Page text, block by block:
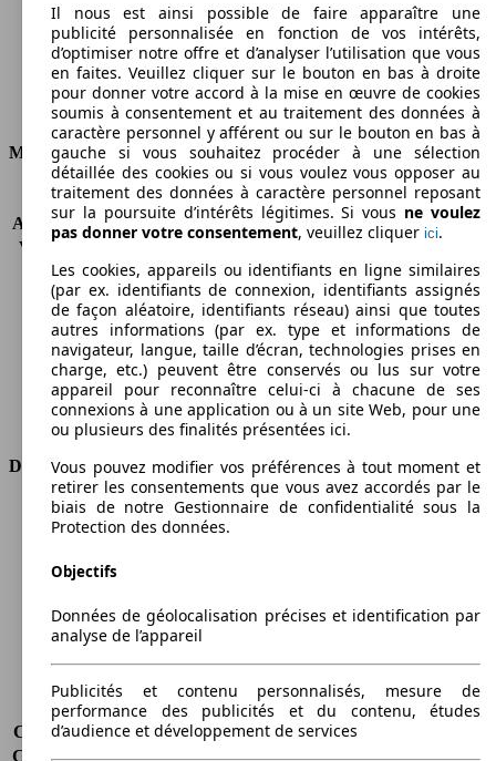
Autres
Carburant
Moteur et Puissance
KW (CH)
131 kW (178 PS)
Accélération (0-100 km/h) 8.4s
Vitesse maximale (km/h)
Nombre de vitesses
1
Couple
221 nm
Cylindrée
2487 ccm
Carburant
Autres
Cylindres
4
Transmission
Boîte automatique
Type de traction
Traction avant
Dimensions
Longueur
4600 mm
Hauteur
Poids maximum
2135 kg
Charge maximale
Sièges
Charge sur toit
-
Capacité de remorquage (sans freins) 750 kg
Capacité de remorquage (avec freins) 800 kg
Il nous est ainsi possible de faire apparaître une
publicité personnalisée en fonction de vos intérêts,
d’optimiser notre offre et d’analyser l’utilisation que vous
en faites. Veuillez cliquer sur le bouton en bas à droite
pour donner votre accord à la mise en œuvre de cookies
soumis à consentement et au traitement des données à
caractère personnel y afférent ou sur le bouton en bas à
gauche si vous souhaitez procéder à une sélection
détaillée des cookies ou si vous voulez vous opposer au
traitement des données à caractère personnel reposant
sur la poursuite d’intérêts légitimes. Si vous ne voulez
pas donner votre consentement, veuillez cliquer ici.
Les cookies, appareils ou identifiants en ligne similaires
(par ex. identifiants de connexion, identifiants assignés
de façon aléatoire, identifiants réseau) ainsi que toutes
autres informations (par ex. type et informations de
navigateur, langue, taille d’écran, technologies prises en
charge, etc.) peuvent être conservés ou lus sur votre
appareil pour reconnaître celui-ci à chacune de ses
connexions à une application ou à un site Web, pour une
ou plusieurs des finalités présentées ici.
Vous pouvez modifier vos préférences à tout moment et
retirer les consentements que vous avez accordés par le
biais de notre Gestionnaire de confidentialité sous la
Protection des données.
Objectifs
Données de géolocalisation précises et identification par
analyse de l’appareil
Publicités et contenu personnalisés, mesure de
performance des publicités et du contenu, études
d’audience et développement de services